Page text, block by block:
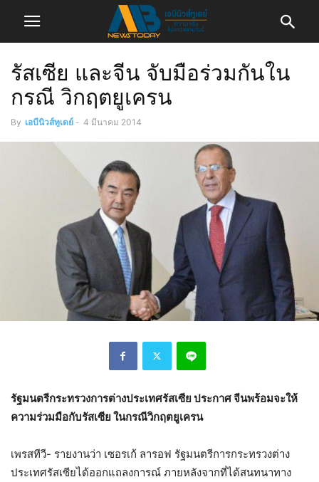
รัสเซีย และจีน จับมือร่วมกันใน
กรณี วิกฤตยูเครน
By เอบีนิวส์ทูเดย์ - 4 มีนาคม 2014
รัฐมนตรีกระทรวงการต่างประเทศรัสเซีย ประกาศ จีนพร้อมจะให้
ความร่วมมือกับรัสเซีย ในกรณีวิกฤตยูเครน
เพรสทีวี- รายงานว่า เซอรเก้ ลารอฟ รัฐมนตรีการกระทรวงต่าง
ประเทศรัสเซียได้ออกแถลงการณ์ ภายหลังจากที่ได้สนทนาทาง